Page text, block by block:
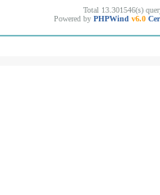
Total 13.301546(s)
Powered by PHPWind v6.0